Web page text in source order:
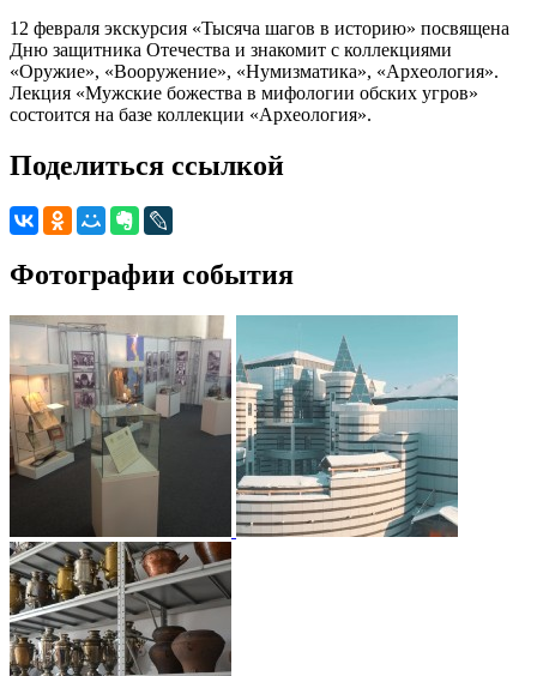
12 февраля экскурсия «Тысяча шагов в историю» посвящена
Дню защитника Отечества и знакомит с коллекциями
«Оружие», «Вооружение», «Нумизматика», «Археология».
Лекция «Мужские божества в мифологии обских угров»
состоится на базе коллекции «Археология».
Поделиться ссылкой
Фотографии события